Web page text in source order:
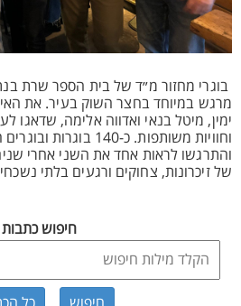
בוגרי מחזור מ״ד של בית הספר שרת
מרגש במיוחד בחצר השוק בעיר. את
ימין, מיטל בנאי ואדווה אלימה, שדאגו
וחוויות משותפות. כ-140
והתרגשו לראות אחד את השני אחרי
של זיכרונות, צחוקים ורגעים בלתי
חיפוש כתבות